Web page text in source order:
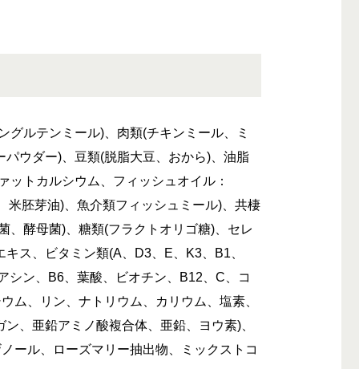
グルテンミール)、肉類(チキンミール、ミ
パウダー)、豆類(脱脂大豆、おから)、油脂
ットカルシウム、フィッシュオイル：
米胚芽油)、魚介類フィッシュミール)、共棲
、酵母菌)、糖類(フラクトオリゴ糖)、セレ
ス、ビタミン類(A、D3、E、K3、B1、
シン、B6、葉酸、ビオチン、B12、C、コ
ム、リン、ナトリウム、カリウム、塩素、
、亜鉛アミノ酸複合体、亜鉛、ヨウ素)、
ール、ローズマリー抽出物、ミックストコ